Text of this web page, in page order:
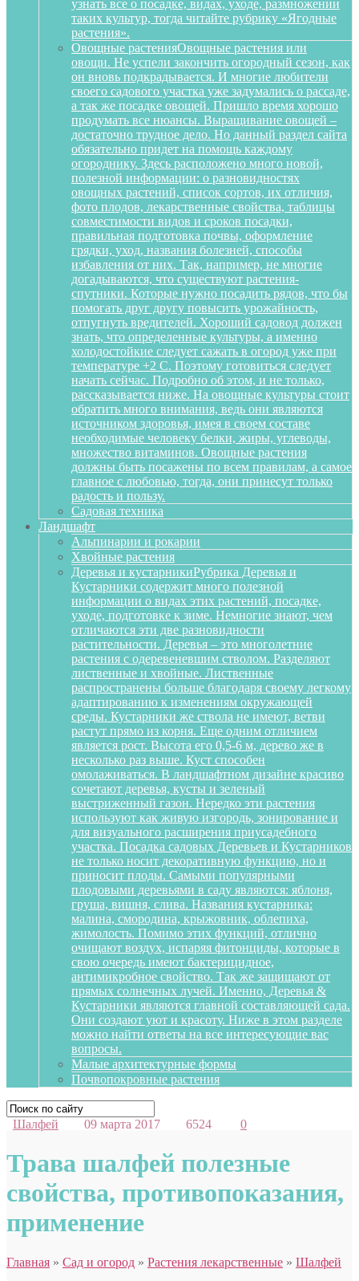
узнать все о посадке, видах, уходе, размножении
таких культур, тогда читайте рубрику «Ягодные
растения».
Овощные растенияОвощные растения или
овощи. Не успели закончить огородный сезон, как
он вновь подкрадывается. И многие любители
своего садового участка уже задумались о рассаде,
а так же посадке овощей. Пришло время хорошо
продумать все нюансы. Выращивание овощей –
достаточно трудное дело. Но данный раздел сайта
обязательно придет на помощь каждому
огороднику. Здесь расположено много новой,
полезной информации: о разновидностях
овощных растений, список сортов, их отличия,
фото плодов, лекарственные свойства, таблицы
совместимости видов и сроков посадки,
правильная подготовка почвы, оформление
грядки, уход, названия болезней, способы
избавления от них. Так, например, не многие
догадываются, что существуют растения-
спутники. Которые нужно посадить рядов, что бы
помогать друг другу повысить урожайность,
отпугнуть вредителей. Хороший садовод должен
знать, что определенные культуры, а именно
холодостойкие следует сажать в огород уже при
температуре +2 С. Поэтому готовиться следует
начать сейчас. Подробно об этом, и не только,
рассказывается ниже. На овощные культуры стоит
обратить много внимания, ведь они являются
источником здоровья, имея в своем составе
необходимые человеку белки, жиры, углеводы,
множество витаминов. Овощные растения
должны быть посажены по всем правилам, а самое
главное с любовью, тогда, они принесут только
радость и пользу.
Садовая техника
Ландшафт
Альпинарии и рокарии
Хвойные растения
Деревья и кустарникиРубрика Деревья и
Кустарники содержит много полезной
информации о видах этих растений, посадке,
уходе, подготовке к зиме. Немногие знают, чем
отличаются эти две разновидности
растительности. Деревья – это многолетние
растения с одеревеневшим стволом. Разделяют
лиственные и хвойные. Лиственные
распространены больше благодаря своему легкому
адаптированию к изменениям окружающей
среды. Кустарники же ствола не имеют, ветви
растут прямо из корня. Еще одним отличием
является рост. Высота его 0,5-6 м, дерево же в
несколько раз выше. Куст способен
омолаживаться. В ландшафтном дизайне красиво
сочетают деревья, кусты и зеленый
выстриженный газон. Нередко эти растения
используют как живую изгородь, зонирование и
для визуального расширения приусадебного
участка. Посадка садовых Деревьев и Кустарников
не только носит декоративную функцию, но и
приносит плоды. Самыми популярными
плодовыми деревьями в саду являются: яблоня,
груша, вишня, слива. Названия кустарника:
малина, смородина, крыжовник, облепиха,
жимолость. Помимо этих функций, отлично
очищают воздух, испаряя фитонциды, которые в
свою очередь имеют бактерицидное,
антимикробное свойство. Так же защищают от
прямых солнечных лучей. Именно, Деревья &
Кустарники являются главной составляющей сада.
Они создают уют и красоту. Ниже в этом разделе
можно найти ответы на все интересующие вас
вопросы.
Малые архитектурные формы
Почвопокровные растения
Шалфей 09 марта 2017 6524 0
Трава шалфей полезные
свойства, противопоказания,
применение
Главная » Сад и огород » Растения лекарственные » Шалфей